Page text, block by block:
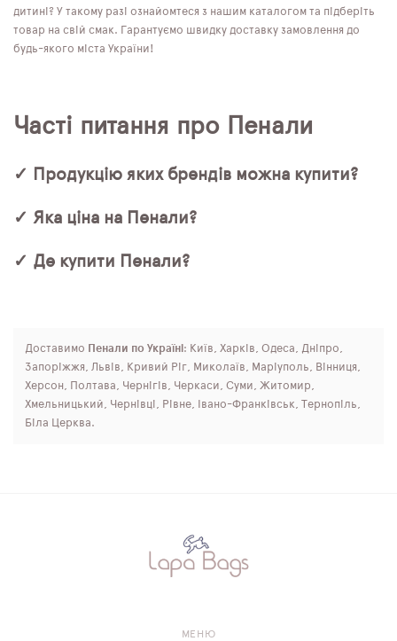
дитині? У такому разі ознайомтеся з нашим каталогом та підберіть
товар на свій смак. Гарантуємо швидку доставку замовлення до
будь-якого міста України!
Часті питання про Пенали
✓ Продукцію яких брендів можна купити?
✓ Яка ціна на Пенали?
✓ Де купити Пенали?
Доставимо Пенали по Україні : Київ, Харків, Одеса, Дніпро,
Запоріжжя, Львів, Кривий Ріг, Миколаїв, Маріуполь, Вінниця,
Херсон, Полтава, Чернігів, Черкаси, Суми, Житомир,
Хмельницький, Чернівці, Рівне, Івано-Франківськ, Тернопіль,
Біла Церква.
МЕНЮ